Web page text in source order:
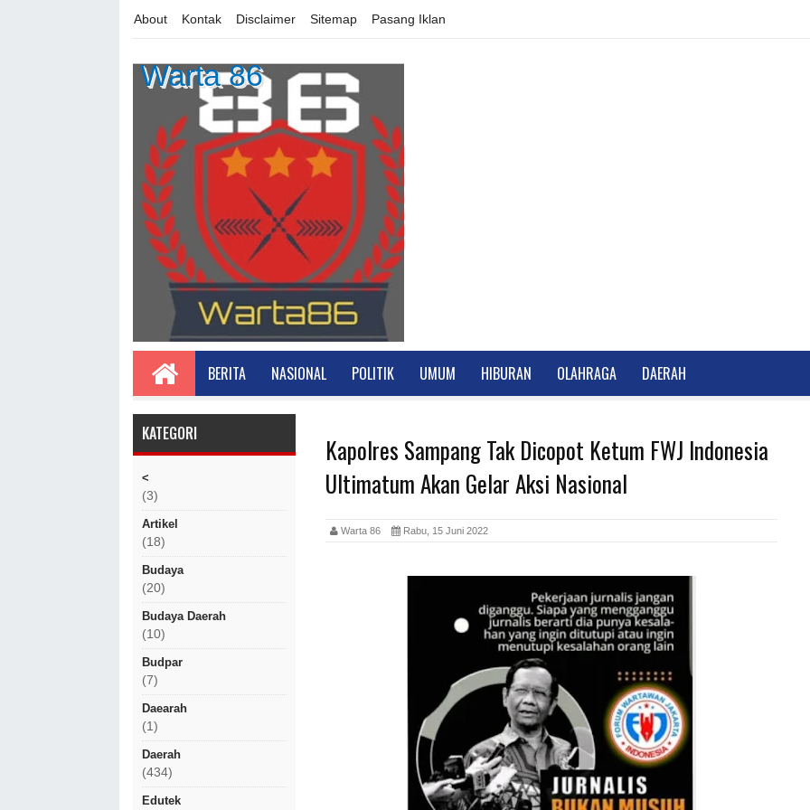
About Kontak Disclaimer Sitemap Pasang Iklan
Warta 86
BERITA NASIONAL POLITIK UMUM HIBURAN OLAHRAGA DAERAH
KATEGORI
<
(3)
Artikel
(18)
Budaya
(20)
Budaya Daerah
(10)
Budpar
(7)
Daearah
(1)
Daerah
(434)
Edutek
Kapolres Sampang Tak Dicopot Ketum FWJ Indonesia
Ultimatum Akan Gelar Aksi Nasional
Warta 86 Rabu, 15 Juni 2022